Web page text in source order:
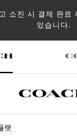
소진 시 결제 완료
있습니다.
랫